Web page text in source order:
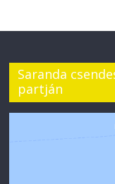
Saranda
partján